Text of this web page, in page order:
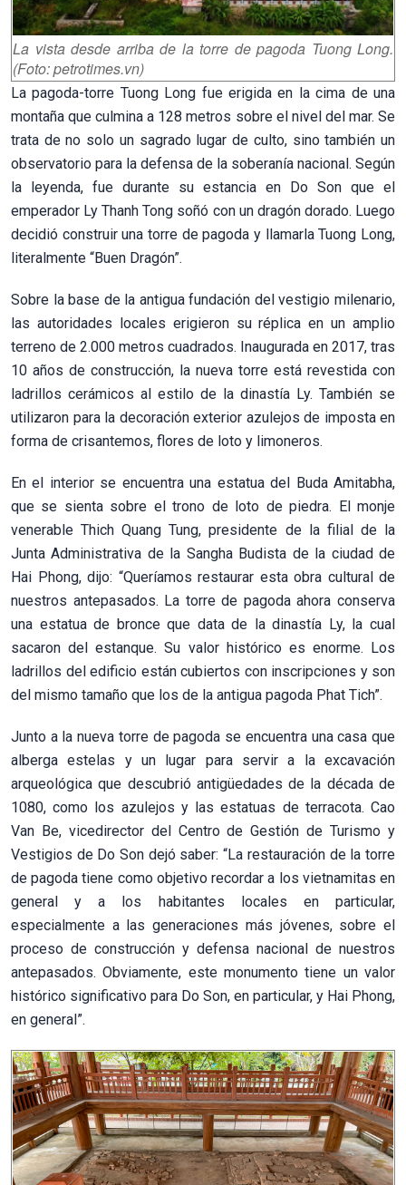
La vista desde arriba de la torre de pagoda Tuong Long.
(Foto: petrotimes.vn)
La pagoda-torre Tuong Long fue erigida en la cima de una
montaña que culmina a 128 metros sobre el nivel del mar. Se
trata de no solo un sagrado lugar de culto, sino también un
observatorio para la defensa de la soberanía nacional. Según
la leyenda, fue durante su estancia en Do Son que el
emperador Ly Thanh Tong soñó con un dragón dorado. Luego
decidió construir una torre de pagoda y llamarla Tuong Long,
literalmente “Buen Dragón”.
Sobre la base de la antigua fundación del vestigio milenario,
las autoridades locales erigieron su réplica en un amplio
terreno de 2.000 metros cuadrados. Inaugurada en 2017, tras
10 años de construcción, la nueva torre está revestida con
ladrillos cerámicos al estilo de la dinastía Ly. También se
utilizaron para la decoración exterior azulejos de imposta en
forma de crisantemos, flores de loto y limoneros.
En el interior se encuentra una estatua del Buda Amitabha,
que se sienta sobre el trono de loto de piedra. El monje
venerable Thich Quang Tung, presidente de la filial de la
Junta Administrativa de la Sangha Budista de la ciudad de
Hai Phong, dijo: “Queríamos restaurar esta obra cultural de
nuestros antepasados. La torre de pagoda ahora conserva
una estatua de bronce que data de la dinastía Ly, la cual
sacaron del estanque. Su valor histórico es enorme. Los
ladrillos del edificio están cubiertos con inscripciones y son
del mismo tamaño que los de la antigua pagoda Phat Tich”.
Junto a la nueva torre de pagoda se encuentra una casa que
alberga estelas y un lugar para servir a la excavación
arqueológica que descubrió antigüedades de la década de
1080, como los azulejos y las estatuas de terracota. Cao
Van Be, vicedirector del Centro de Gestión de Turismo y
Vestigios de Do Son dejó saber: “La restauración de la torre
de pagoda tiene como objetivo recordar a los vietnamitas en
general y a los habitantes locales en particular,
especialmente a las generaciones más jóvenes, sobre el
proceso de construcción y defensa nacional de nuestros
antepasados. Obviamente, este monumento tiene un valor
histórico significativo para Do Son, en particular, y Hai Phong,
en general”.